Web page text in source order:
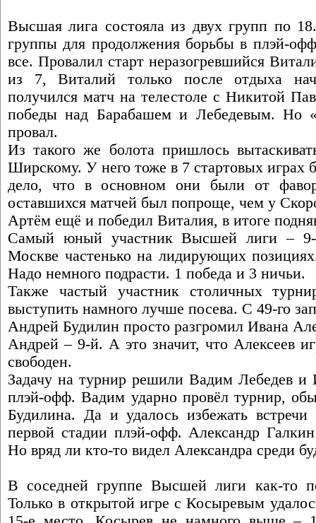
Высшая лига состояла из двух групп по
группы для продолжения борьбы в плэй-
все. Провалил старт неразогревшийся
из 7, Виталий только после отдыха
получился матч на телестоле с Никитой
победы над Барабашем и Лебедевым. Но
провал.
Из такого же болота пришлось
Ширскому. У него тоже в 7 стартовых играх
дело, что в основном они были от
оставшихся матчей был попроще, чем у
Артём ещё и победил Виталия, в итоге
Самый юный участник Высшей лиги –
Москве частенько на лидирующих
Надо немного подрасти. 1 победа и 3 ничьи.
Также частый участник столичных
выступить намного лучше посева. С 49-го
Андрей Будилин просто разгромил Ивана
Андрей – 9-й. А это значит, что Алексеев
свободен.
Задачу на турнир решили Вадим Лебедев
плэй-офф. Вадим ударно провёл турнир,
Будилина. Да и удалось избежать
первой стадии плэй-офф. Александр
Но вряд ли кто-то видел Александра среди
В соседней группе Высшей лиги как-то
Только в открытой игре с Косыревым